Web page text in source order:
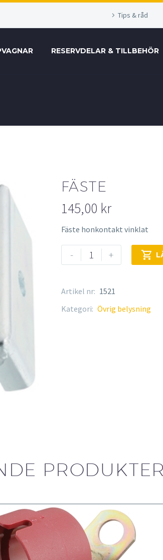
Tips & råd
RESERVDELAR & TILLBEHÖR
FÄSTE
145,00 kr
Fäste honkontakt vinklat
-
mängd
+ 
Artikel nr: 1521
Kategori: Övrig belysning